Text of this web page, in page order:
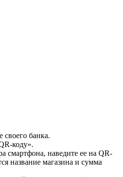
банка.
коду».
смартфона, наведите ее на QR-
название магазина и сумма